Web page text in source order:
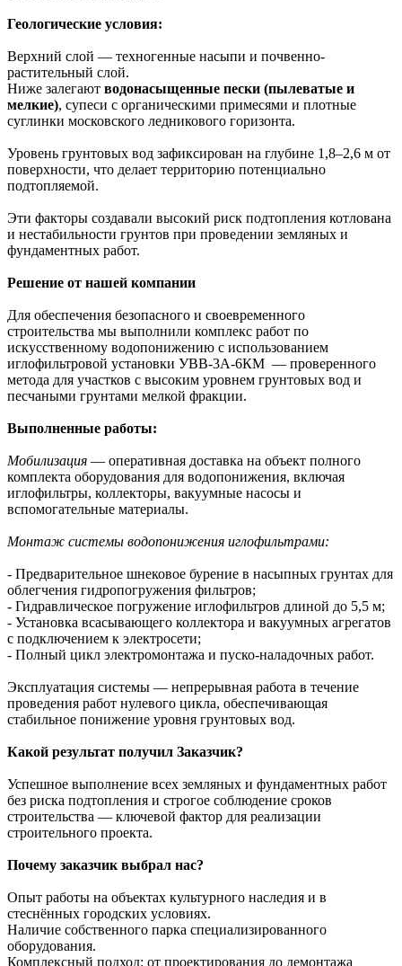
Геологические условия:
Верхний слой — техногенные насыпи и почвенно-
растительный слой.
Ниже залегают водонасыщенные пески (пылеватые и
мелкие), супеси с органическими примесями и плотные
суглинки московского ледникового горизонта.
Уровень грунтовых вод зафиксирован на глубине 1,8–2,6 м от
поверхности, что делает территорию потенциально
подтопляемой.
Эти факторы создавали высокий риск подтопления котлована
и нестабильности грунтов при проведении земляных и
фундаментных работ.
Решение от нашей компании
Для обеспечения безопасного и своевременного
строительства мы выполнили комплекс работ по
искусственному водопонижению с использованием
иглофильтровой установки УВВ-3А-6КМ — проверенного
метода для участков с высоким уровнем грунтовых вод и
песчаными грунтами мелкой фракции.
Выполненные работы:
Мобилизация — оперативная доставка на объект полного
комплекта оборудования для водопонижения, включая
иглофильтры, коллекторы, вакуумные насосы и
вспомогательные материалы.
Монтаж системы водопонижения иглофильтрами:
- Предварительное шнековое бурение в насыпных грунтах для
облегчения гидропогружения фильтров;
- Гидравлическое погружение иглофильтров длиной до 5,5 м;
- Установка всасывающего коллектора и вакуумных агрегатов
с подключением к электросети;
- Полный цикл электромонтажа и пуско-наладочных работ.
Эксплуатация системы — непрерывная работа в течение
проведения работ нулевого цикла, обеспечивающая
стабильное понижение уровня грунтовых вод.
Какой результат получил Заказчик?
Успешное выполнение всех земляных и фундаментных работ
без риска подтопления и строгое соблюдение сроков
строительства — ключевой фактор для реализации
строительного проекта.
Почему заказчик выбрал нас?
Опыт работы на объектах культурного наследия и в
стеснённых городских условиях.
Наличие собственного парка специализированного
оборудования.
Комплексный подход: от проектирования до демонтажа